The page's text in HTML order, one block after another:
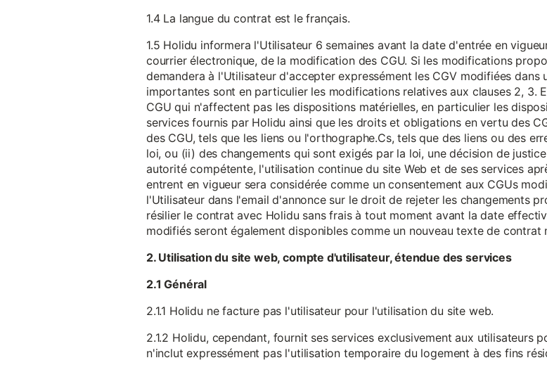
1.4 La langue du contrat est le français.
1.5 Holidu informera l'Utilisateur 6 semaines avant la date d'entrée en
courrier électronique, de la modification des CGU. Si les modifications
demandera à l'Utilisateur d'accepter expressément les CGV modifiées dans
importantes sont en particulier les modifications relatives aux clauses 2, 3.
CGU qui n'affectent pas les dispositions matérielles, en particulier les
services fournis par Holidu ainsi que les droits et obligations en vertu des
des CGU, tels que les liens ou l'orthographe.Cs, tels que des liens ou des
loi, ou (ii) des changements qui sont exigés par la loi, une décision de
autorité compétente, l'utilisation continue du site Web et de ses services
entrent en vigueur sera considérée comme un consentement aux CGUs
l'Utilisateur dans l'email d'annonce sur le droit de rejeter les changements
résilier le contrat avec Holidu sans frais à tout moment avant la date
modifiés seront également disponibles comme un nouveau texte de contrat
2. Utilisation du site web, compte d'utilisateur, étendue des services
2.1 Général
2.1.1 Holidu ne facture pas l'utilisateur pour l'utilisation du site web.
2.1.2 Holidu, cependant, fournit ses services exclusivement aux utilisateurs
n'inclut expressément pas l'utilisation temporaire du logement à des fins